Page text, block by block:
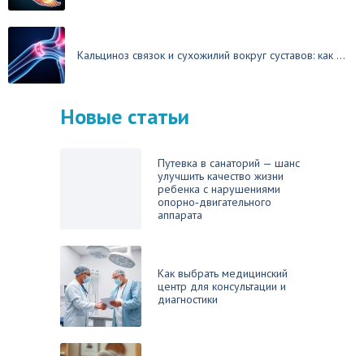
Кальциноз связок и сухожилий вокруг суставов: как ...
Новые статьи
Путевка в санаторий — шанс
улучшить качество жизни
ребенка с нарушениями
опорно‑двигательного
аппарата
Как выбрать медицинский
центр для консультации и
диагностики